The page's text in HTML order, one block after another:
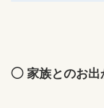
◯ 家族とのお出